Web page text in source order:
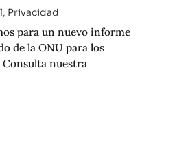
, Privacidad
para un nuevo informe
de la ONU para los
nuestra